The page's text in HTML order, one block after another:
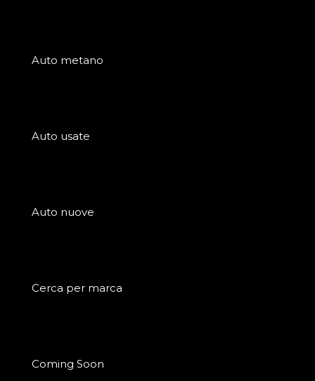
Auto metano
Auto usate
Auto nuove
Cerca per marca
Coming Soon